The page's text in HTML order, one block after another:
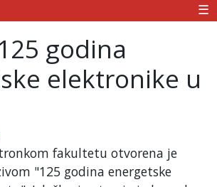
☰
godina
elektronike u
fakultetu otvorena je
"125 godina energetske